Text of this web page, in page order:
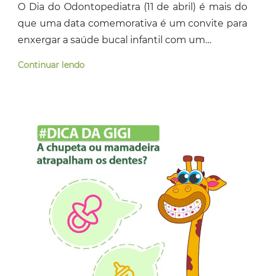
O Dia do Odontopediatra (11 de abril) é mais do
que uma data comemorativa é um convite para
enxergar a saúde bucal infantil com um…
Continuar lendo